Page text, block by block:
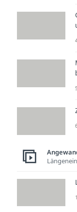
m
ist